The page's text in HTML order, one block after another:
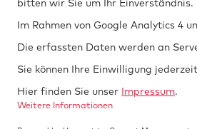
Tech­nik braucht
Si­cher­heit.